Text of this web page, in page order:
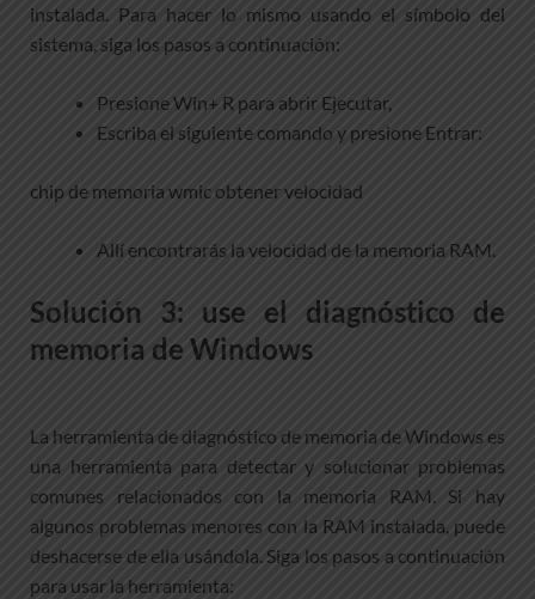
instalada. Para hacer lo mismo usando el símbolo del
sistema, siga los pasos a continuación:
Presione Win+ R para abrir Ejecutar,
Escriba el siguiente comando y presione Entrar:
chip de memoria wmic obtener velocidad
Allí encontrarás la velocidad de la memoria RAM.
Solución 3: use el diagnóstico de
memoria de Windows
La herramienta de diagnóstico de memoria de Windows es
una herramienta para detectar y solucionar problemas
comunes relacionados con la memoria RAM. Si hay
algunos problemas menores con la RAM instalada, puede
deshacerse de ella usándola. Siga los pasos a continuación
para usar la herramienta: